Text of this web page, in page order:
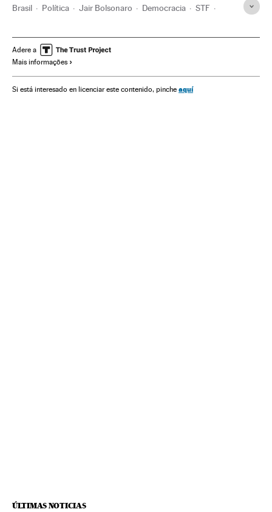
Brasil Política Jair Bolsonaro Democracia STF
Fernando Henrique Cardoso
Adere a
Mais informações
Si está interesado en licenciar este contenido, pinche aquí
ÚLTIMAS NOTICIAS